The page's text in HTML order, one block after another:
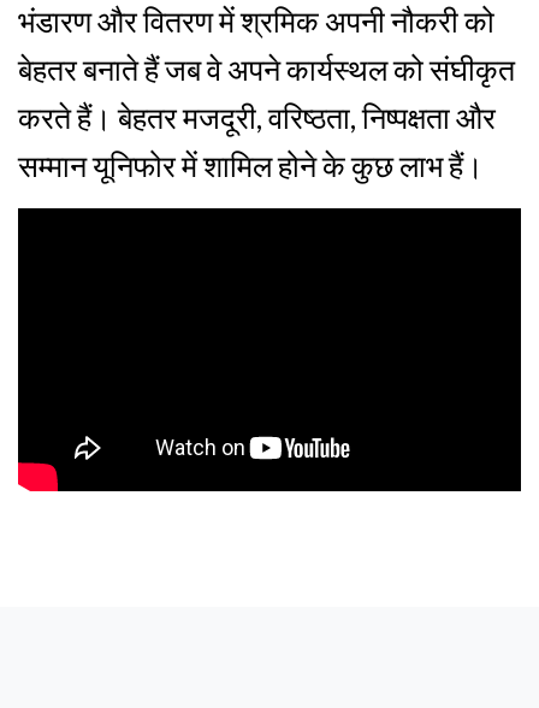
भंडारण और वितरण में श्रमिक अपनी नौकरी को
बेहतर बनाते हैं जब वे अपने कार्यस्थल को संघीकृत
करते हैं। बेहतर मजदूरी, वरिष्ठता, निष्पक्षता और
सम्मान यूनिफोर में शामिल होने के कुछ लाभ हैं।